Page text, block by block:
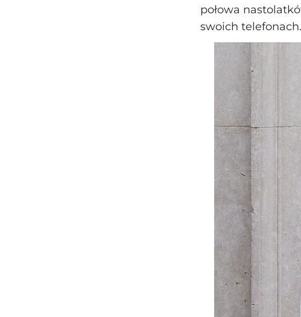
połowa
swoich telefonach.